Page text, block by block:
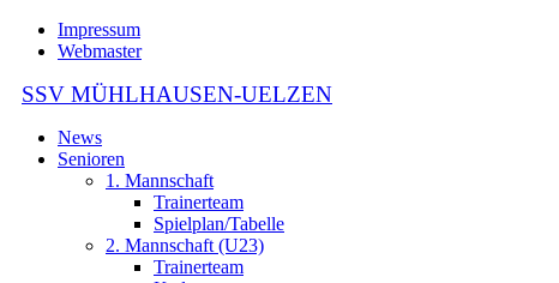
Impressum
Webmaster
SSV MÜHLHAUSEN-UELZEN
News
Senioren
1. Mannschaft
Trainerteam
Spielplan/Tabelle
2. Mannschaft (U23)
Trainerteam